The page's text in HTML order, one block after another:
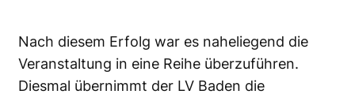
Nach diesem Erfolg war es naheliegend die
Veranstaltung in eine Reihe überzuführen.
Diesmal übernimmt der LV Baden die